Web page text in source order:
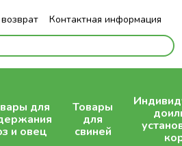
Контактная информация
для
и овец
Товары
для
свиней